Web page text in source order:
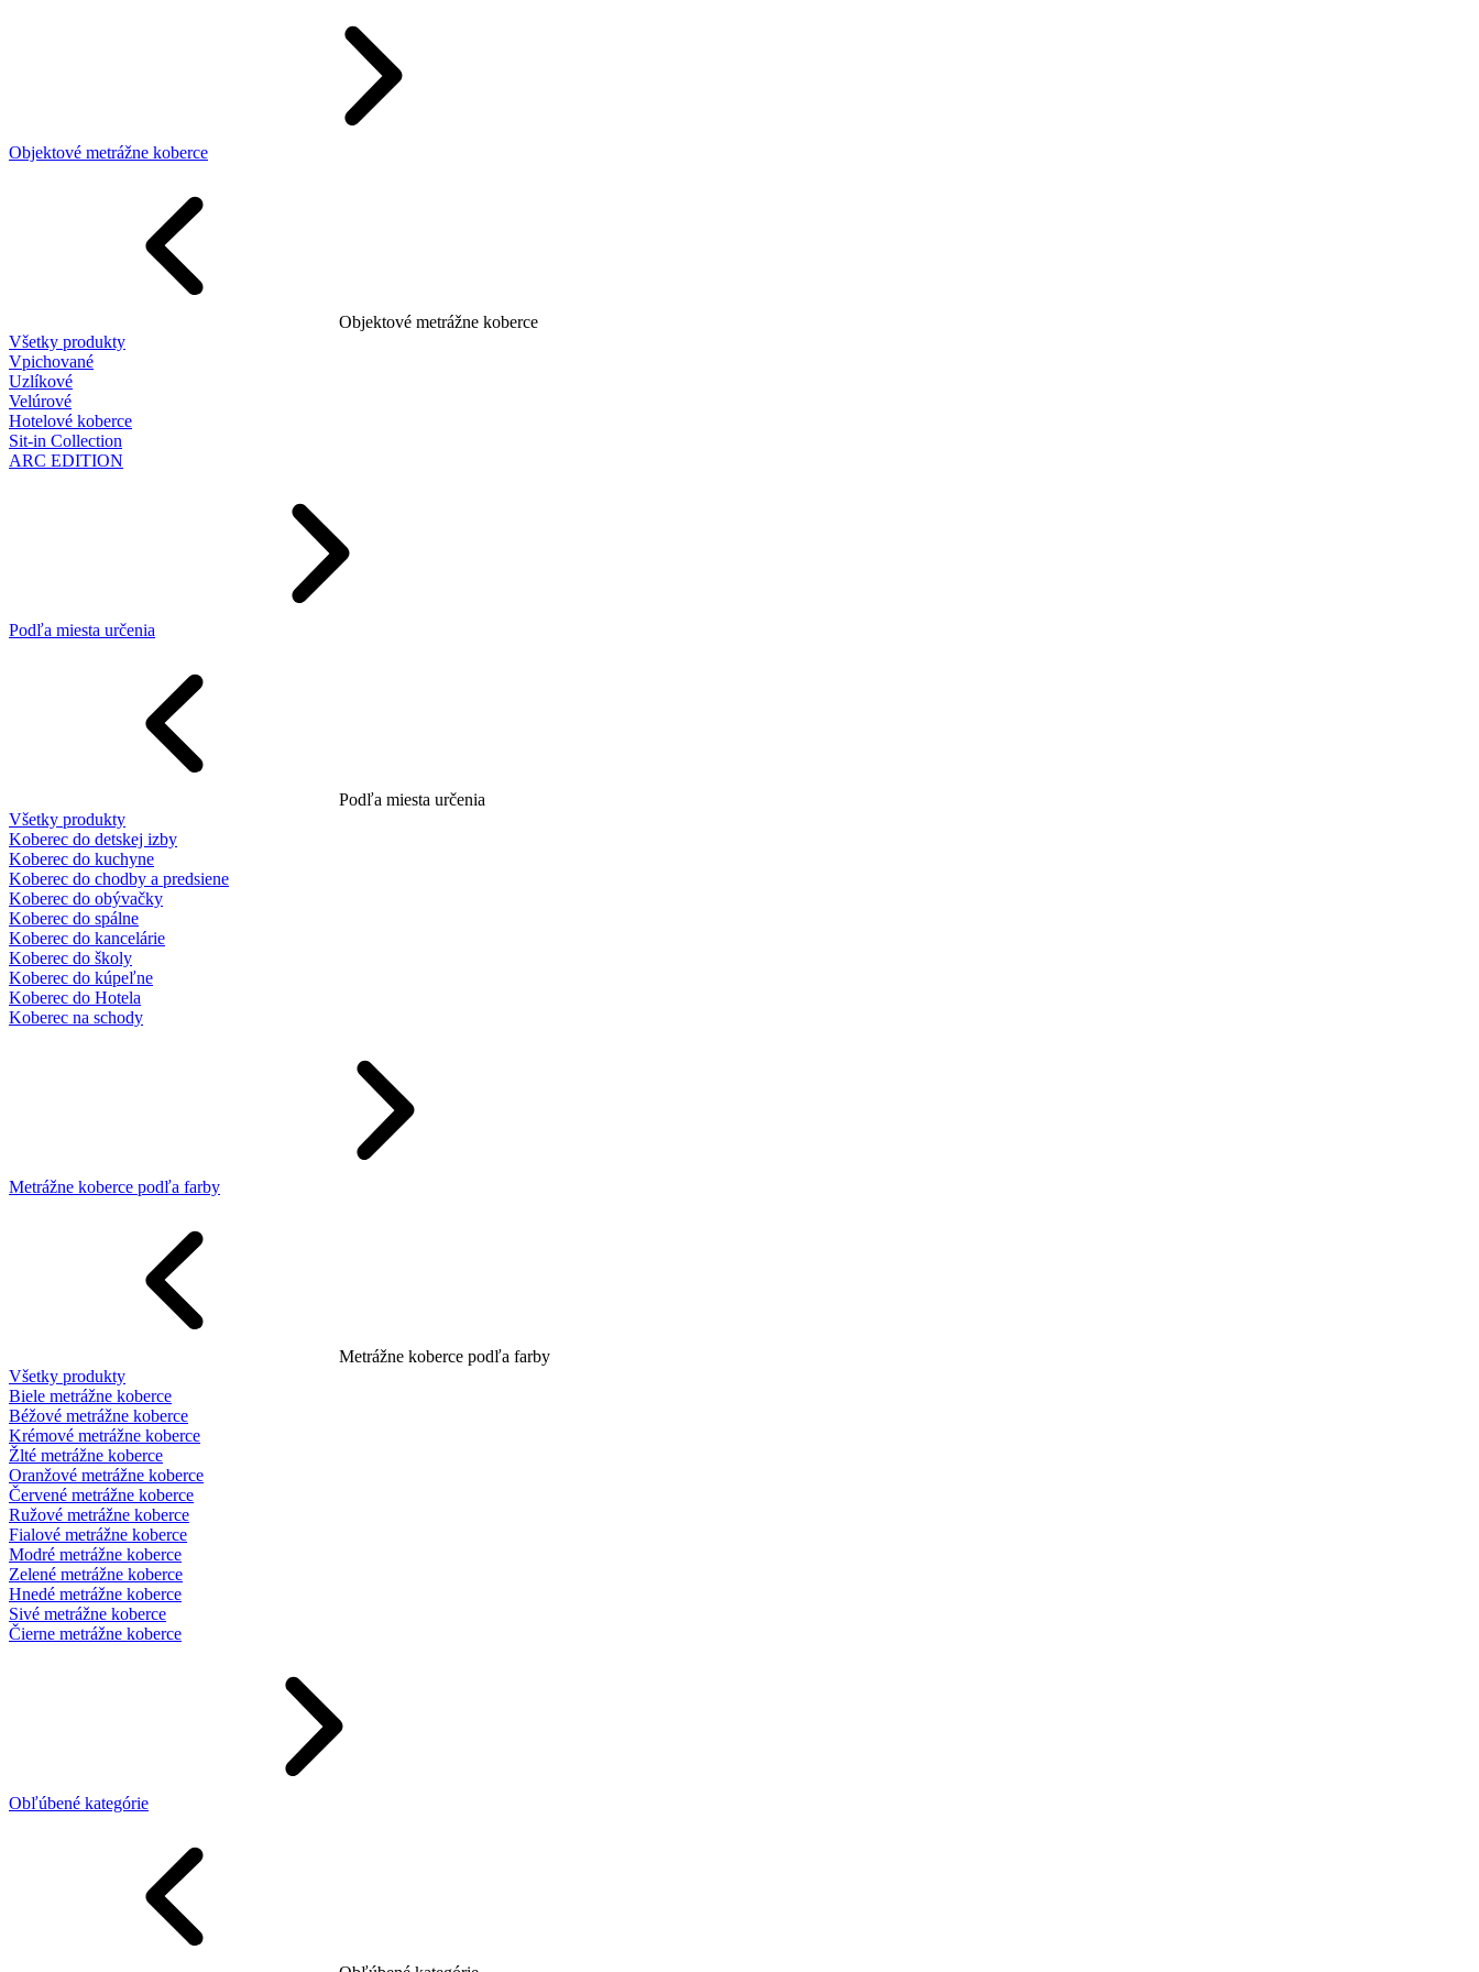
Objektové metrážne koberce
Objektové metrážne koberce
Všetky produkty
Vpichované
Uzlíkové
Velúrové
Hotelové koberce
Sit-in Collection
ARC EDITION
Podľa miesta určenia
Podľa miesta určenia
Všetky produkty
Koberec do detskej izby
Koberec do kuchyne
Koberec do chodby a predsiene
Koberec do obývačky
Koberec do spálne
Koberec do kancelárie
Koberec do školy
Koberec do kúpeľne
Koberec do Hotela
Koberec na schody
Metrážne koberce podľa farby
Metrážne koberce podľa farby
Všetky produkty
Biele metrážne koberce
Béžové metrážne koberce
Krémové metrážne koberce
Žlté metrážne koberce
Oranžové metrážne koberce
Červené metrážne koberce
Ružové metrážne koberce
Fialové metrážne koberce
Modré metrážne koberce
Zelené metrážne koberce
Hnedé metrážne koberce
Sivé metrážne koberce
Čierne metrážne koberce
Obľúbené kategórie